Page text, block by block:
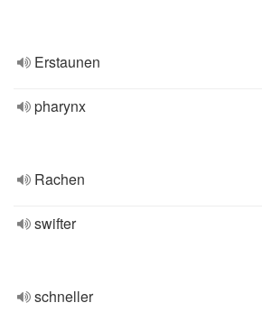
Erstaunen
pharynx
Rachen
swifter
schneller